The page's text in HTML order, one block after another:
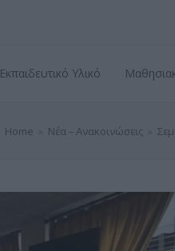
Εκπαιδευτικό Υλικό
Home Νέα – Ανακοινώσεις